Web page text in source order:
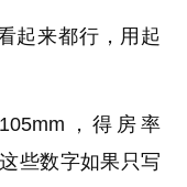
起来都行，用起
，得房率
些数字如果只写